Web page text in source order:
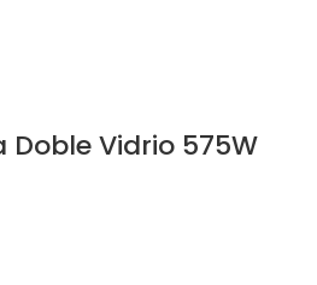
Doble Vidrio 575W